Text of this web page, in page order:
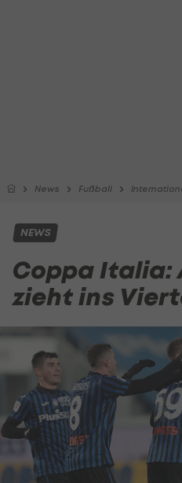
News Fußball
NEWS
Coppa
zieht ins